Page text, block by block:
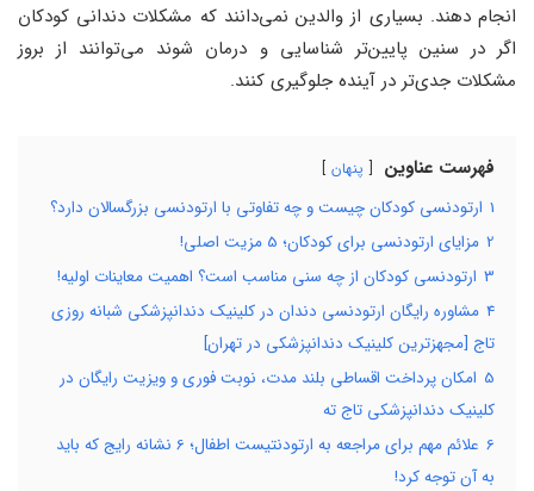
انجام دهند. بسیاری از والدین نمی‌دانند که مشکلات دندانی کودکان
اگر در سنین پایین‌تر شناسایی و درمان شوند می‌توانند از بروز
مشکلات جدی‌تر در آینده جلوگیری کنند.
فهرست عناوین پنهان
1 ارتودنسی کودکان چیست و چه تفاوتی با ارتودنسی بزرگسالان دارد؟
2 مزایای ارتودنسی برای کودکان؛ 5 مزیت اصلی!
3 ارتودنسی کودکان از چه سنی مناسب است؟ اهمیت معاینات اولیه!
4 مشاوره رایگان ارتودنسی دندان در کلینیک دندانپزشکی شبانه روزی
تاج [مجهزترین کلینیک دندانپزشکی در تهران]
5 امکان پرداخت اقساطی بلند مدت، نوبت فوری و ویزیت رایگان در
کلینیک دندانپزشکی تاج ته
6
علائم مهم برای مراجعه به ارتودنتیست اطفال؛ 6 نشانه رایج که باید
به آن توجه کرد!